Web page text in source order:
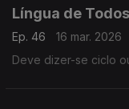
Língua de Todos
Ep. 46
16 mar. 2026
Deve dizer-se ciclo